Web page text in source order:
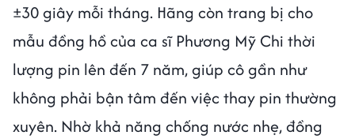
±30 giây mỗi tháng. Hãng còn trang bị cho
mẫu đồng hồ của ca sĩ Phương Mỹ Chi thời
lượng pin lên đến 7 năm, giúp cô gần như
không phải bận tâm đến việc thay pin thường
xuyên. Nhờ khả năng chống nước nhẹ, đồng